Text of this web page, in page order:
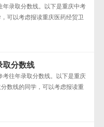
录取分数线。以下是重庆中考
可以考虑报读重庆医药经贸卫
取分数线
往年录取分数线。以下是重庆
数线的同学，可以考虑报读重